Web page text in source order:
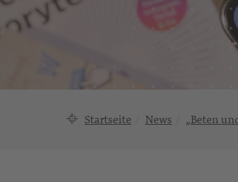
Startseite News „Beten